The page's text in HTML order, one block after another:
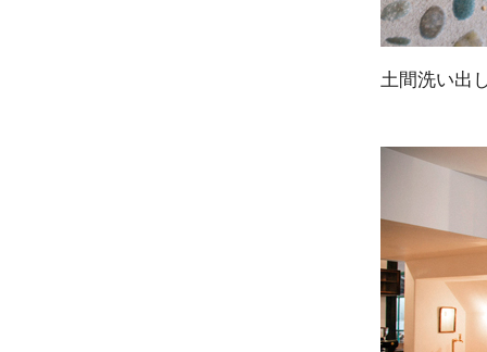
土間洗い出